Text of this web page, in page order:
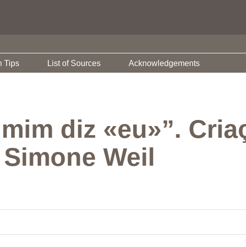
Tips List of Sources Acknowledgements
diz «eu»”.
Weil